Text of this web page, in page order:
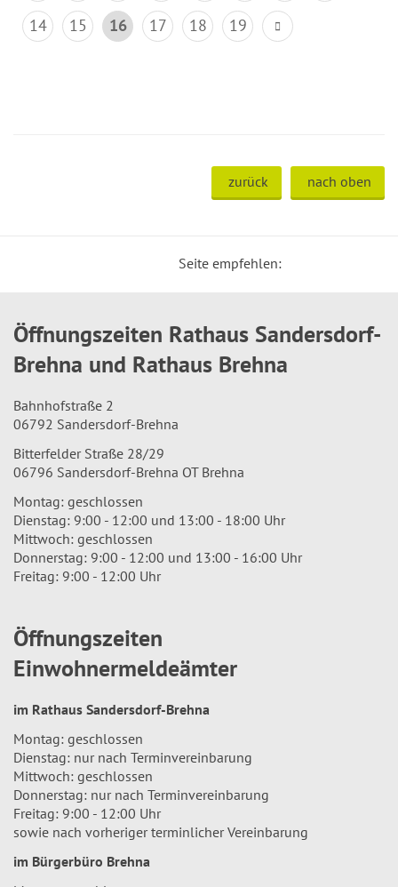
14
15 16 17 18 19
zurück nach oben
Seite empfehlen:
Öffnungszeiten Rathaus Sandersdorf-
Brehna und Rathaus Brehna
Bahnhofstraße 2
06792 Sandersdorf-Brehna
Bitterfelder Straße 28/29
06796 Sandersdorf-Brehna OT Brehna
Montag: geschlossen
Dienstag: 9:00 - 12:00 und 13:00 - 18:00 Uhr
Mittwoch: geschlossen
Donnerstag: 9:00 - 12:00 und 13:00 - 16:00 Uhr
Freitag: 9:00 - 12:00 Uhr
Öffnungszeiten
Einwohnermeldeämter
im Rathaus Sandersdorf-Brehna
Montag: geschlossen
Dienstag: nur nach Terminvereinbarung
Mittwoch: geschlossen
Donnerstag: nur nach Terminvereinbarung
Freitag: 9:00 - 12:00 Uhr
sowie nach vorheriger terminlicher Vereinbarung
im Bürgerbüro Brehna